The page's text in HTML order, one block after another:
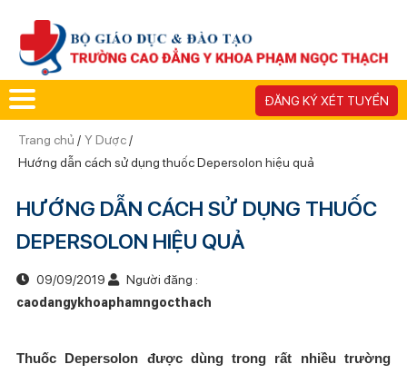
ĐĂNG KÝ XÉT TUYỂN
Trang chủ / Y Dược/
Hướng dẫn cách sử dụng thuốc Depersolon hiệu quả
HƯỚNG DẪN CÁCH SỬ DỤNG THUỐC
DEPERSOLON HIỆU QUẢ
09/09/2019
Người đăng :
caodangykhoaphamngocthach
Thuốc Depersolon được dùng trong rất nhiều trường